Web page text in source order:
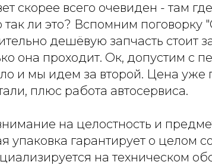
скорее всего очевиден - там
ли это? Вспомним поговорку
дешёвую запчасть стоит
она проходит. Ок, допустим с
и мы идем за второй. Цена уже
плюс работа автосервиса.
на целостность и
упаковка гарантирует о целом
на техническом